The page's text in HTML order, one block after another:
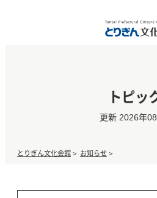
トピッ
更新 2026年
とりぎん文化会館 > お知らせ >